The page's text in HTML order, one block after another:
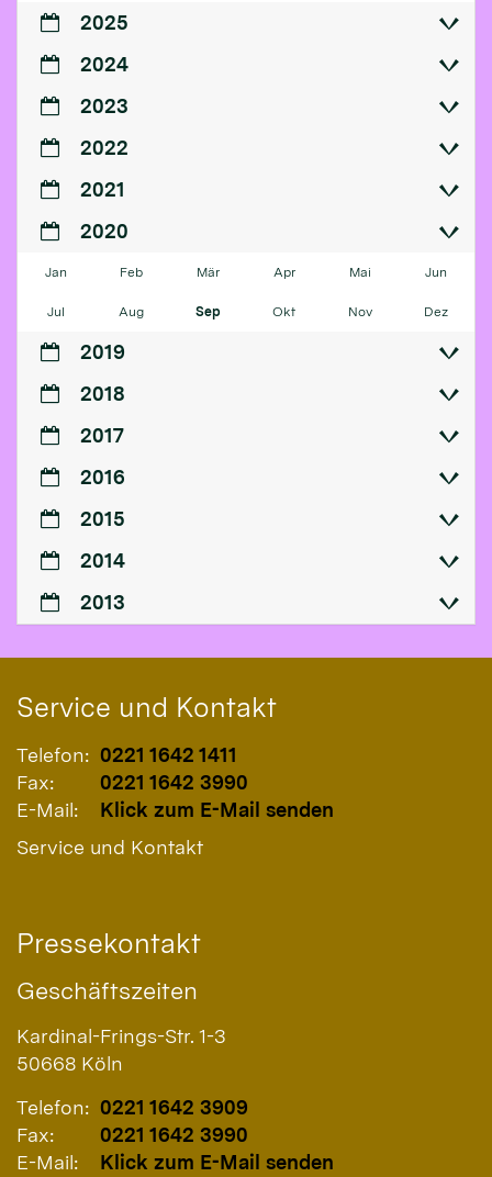
2025
2024
2023
2022
2021
2020
Jan Feb Mär Apr Mai Jun
Jul Aug Sep Okt Nov Dez
2019
2018
2017
2016
2015
2014
2013
Service und Kontakt
Telefon: 0221 1642 1411
Fax:
0221 1642 3990
E-Mail:
Klick zum E-Mail senden
Service und Kontakt
Pressekontakt
Geschäftszeiten
Kardinal-Frings-Str. 1-3
50668 Köln
Telefon: 0221 1642 3909
Fax:
0221 1642 3990
E-Mail:
Klick zum E-Mail senden